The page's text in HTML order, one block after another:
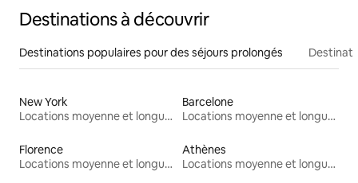
Destinations à découvrir
Destinations populaires pour des séjours prolongés
New York
Locations moyenne et longue durée
Barcelone
Locations moyenne et longue durée
Florence
Locations moyenne et longue durée
Athènes
Locations moyenne et longue durée